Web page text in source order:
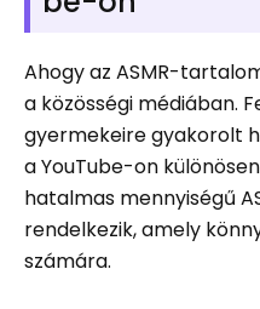
Ahogy az ASMR-
a közösségi médiában.
gyermekeire gyakorolt
a YouTube-on
hatalmas mennyiségű
rendelkezik, amely
számára.